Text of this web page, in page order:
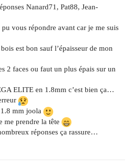
Nanard71, Pat88, Jean-
vous répondre avant car je me suis
est bon sauf l’épaisseur de mon
2 faces ou faut un plus épais sur un
ELITE en 1.8mm c’est bien ça…
mm joola
me prendre la tête
réponses ça rassure…